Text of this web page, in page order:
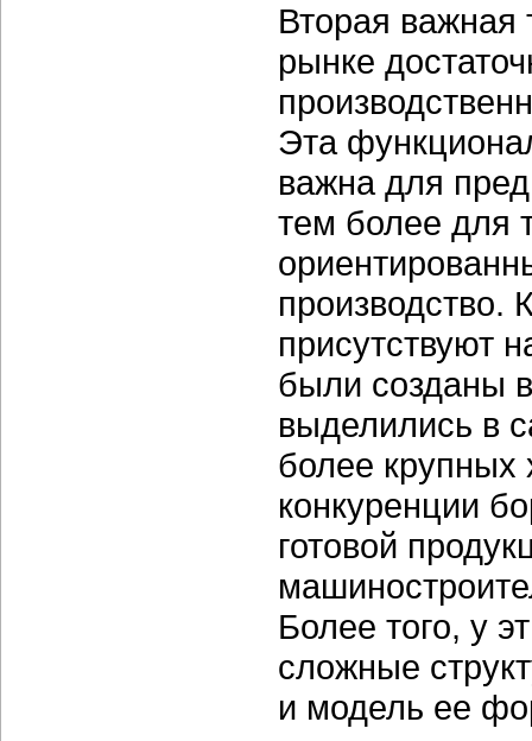
Вторая важная
рынке
Эта
важна для
тем более для
производство.
присутствуют
были созданы
выделились в
более крупных
конкуренции
готовой
Более того, у
сложные
и модель ее